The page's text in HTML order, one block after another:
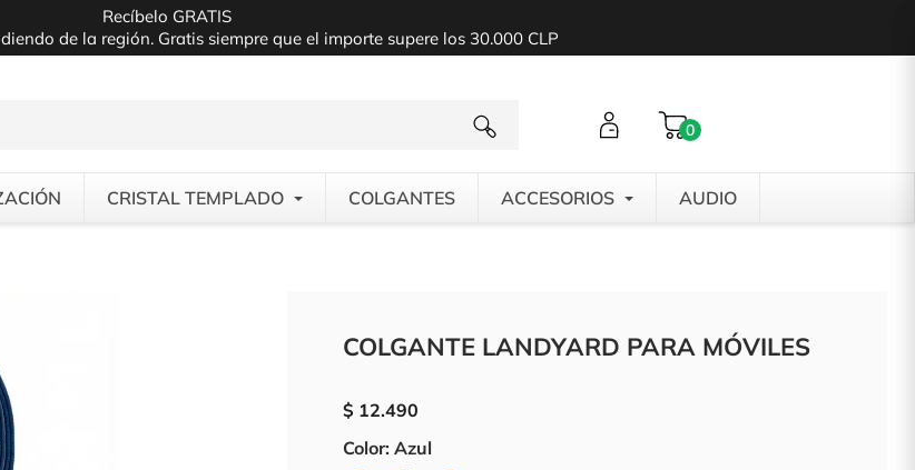
Recíbelo GRATIS
de la región. Gratis siempre que el importe supere los 30.000 CLP
0
CRISTAL TEMPLADO COLGANTES ACCESORIOS AUDIO
COLGANTE LANDYARD PARA MÓVILES
$ 12.490
Color: Azul